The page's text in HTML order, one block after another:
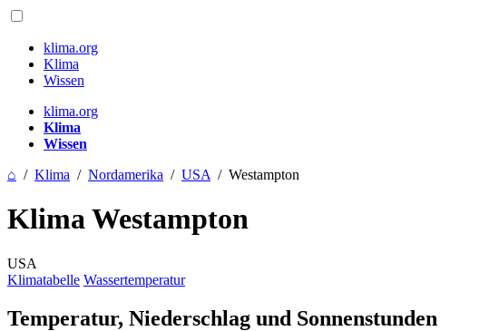
klima.org
Klima
Wissen
klima.org
Klima
Wissen
⌂ / Klima / Nordamerika / USA / Westampton
Klima Westampton
USA
Klimatabelle Wassertemperatur
Temperatur, Niederschlag und Sonnenstunden